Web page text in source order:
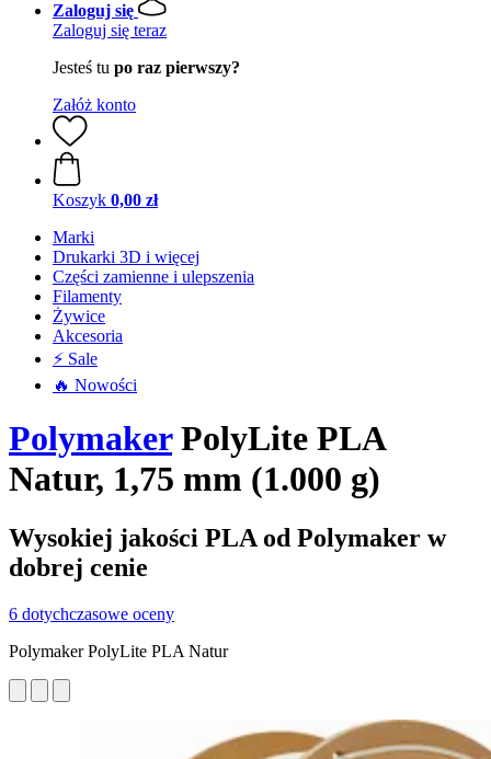
Zaloguj się
Zaloguj się teraz
Jesteś tu po raz pierwszy?
Załóż konto
Koszyk 0,00 zł
Marki
Drukarki 3D i więcej
Części zamienne i ulepszenia
Filamenty
Żywice
Akcesoria
⚡ Sale
🔥 Nowości
PolymakerPolyLite PLA
Natur, 1,75 mm (1.000 g)
Wysokiej jakości PLA od Polymaker w
dobrej cenie
6 dotychczasowe oceny
Polymaker PolyLite PLA Natur